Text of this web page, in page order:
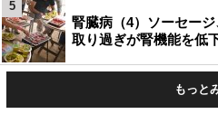
腎臓病（4）ソーセー
取り過ぎが腎機能を低
5
もっと